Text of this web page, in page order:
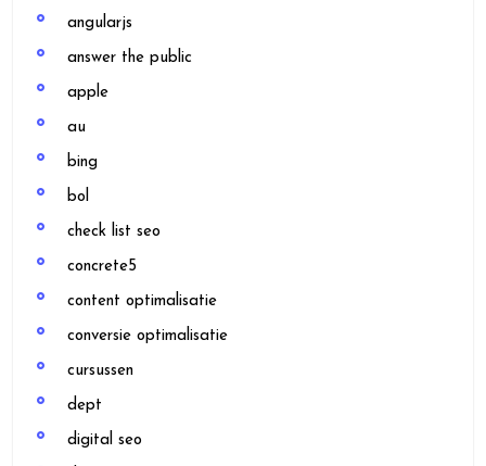
angularjs
answer the public
apple
au
bing
bol
check list seo
concrete5
content optimalisatie
conversie optimalisatie
cursussen
dept
digital seo